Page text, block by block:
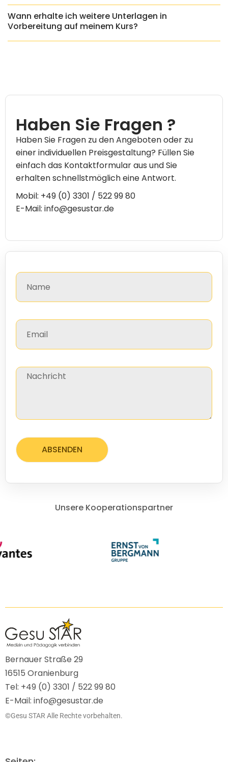
Wann erhalte ich weitere Unterlagen in
Vorbereitung auf meinem Kurs?
Haben Sie Fragen ?
Haben Sie Fragen zu den Angeboten oder zu
einer individuellen Preisgestaltung? Füllen Sie
einfach das Kontaktformular aus und Sie
erhalten schnellstmöglich eine Antwort.
Mobil: +49 (0) 3301 / 522 99 80
E-Mail: info@gesustar.de
ABSENDEN
Unsere Kooperationspartner
Bernauer Straße 29
16515 Oranienburg
Tel: +49 (0) 3301 / 522 99 80
E-Mail: info@gesustar.de
©Gesu STAR Alle Rechte vorbehalten.